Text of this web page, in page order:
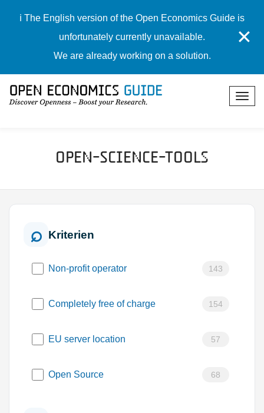
ℹ️ The English version of the Open Economics Guide is
unfortunately currently unavailable.
We are already working on a solution.
✕
Open-Science-Tools
Kriterien
Non-profit operator 143
Completely free of charge 154
EU server location 57
Open Source 68